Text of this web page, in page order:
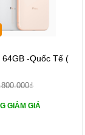
Cường lực 10D full
tai nghe iPhone 6S
64GB -Quốc Tế (
GIẢM GIÁ